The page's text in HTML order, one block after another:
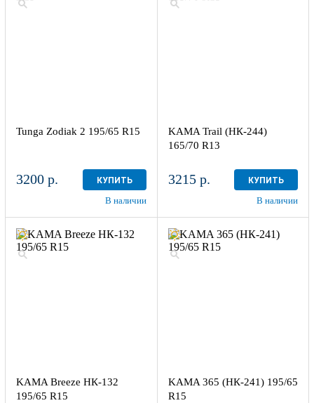
Tunga Zodiak 2 195/65 R15
3200 р. КУПИТЬ
В наличии
KAMA Trail (НК-244)
165/70 R13
3215 р. КУПИТЬ
В наличии
KAMA Breeze НК-132
195/65 R15
KAMA 365 (НК-241) 195/65
R15